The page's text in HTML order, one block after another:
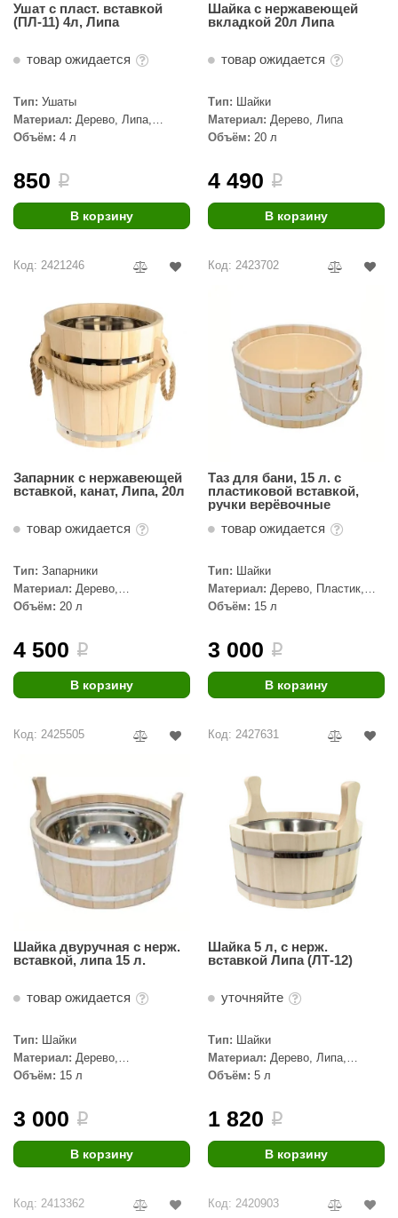
Ушат с пласт. вставкой
(ПЛ-11) 4л, Липа
товар ожидается
Тип: Ушаты
Материал: Дерево, Липа,
Пластик
Объём: 4 л
850 i
В корзину
Шайка с нержавеющей
вкладкой 20л Липа
товар ожидается
Тип: Шайки
Материал: Дерево, Липа
Объём: 20 л
4 490 i
В корзину
Код: 2421246
Запарник с нержавеющей
вставкой, канат, Липа, 20л
товар ожидается
Тип: Запарники
Материал: Дерево,
Нержавеющая сталь, Липа
Объём: 20 л
4 500 i
В корзину
Код: 2423702
Таз для бани, 15 л. с
пластиковой вставкой,
ручки верёвочные
товар ожидается
Тип: Шайки
Материал: Дерево, Пластик,
Липа
Объём: 15 л
3 000 i
В корзину
Код: 2425505
Шайка двуручная с нерж.
вставкой, липа 15 л.
товар ожидается
Тип: Шайки
Материал: Дерево,
Нержавеющая сталь, Липа
Объём: 15 л
3 000 i
В корзину
Код: 2427631
Шайка 5 л, с нерж.
вставкой Липа (ЛТ-12)
уточняйте
Тип: Шайки
Материал: Дерево, Липа,
Нержавеющая сталь
Объём: 5 л
1 820 i
В корзину
Код: 2413362 Код: 2420903